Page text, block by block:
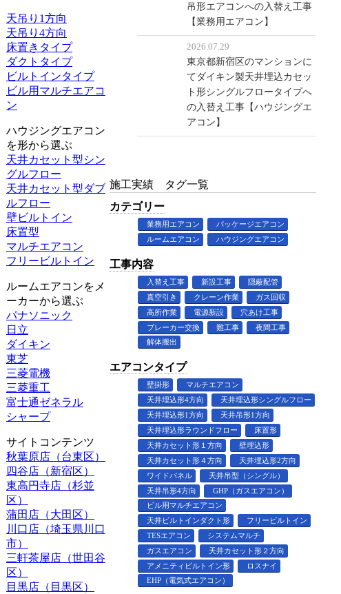
吊形エアコンへの入替え工事
【業務用エアコン】
2026.07.29
東京都新宿区のマンションに
てダイキン製天井埋込カセッ
ト形シングルフロータイプへ
の入替え工事【ハウジングエ
アコン】
施工実績 タグ一覧
カテゴリー
業務用エアコン
パッケージエアコン
ルームエアコン
ハウジングエアコン
工事内容
入替え工事 新設工事
隠蔽配管
真空引き
クレーン作業
ガス回収
高所作業
電源新設
穴あけ工事
ブレーカー交換
難工事
夜間工事
解体搬出
エアコンタイプ
壁掛形
マルチエアコン
天井埋込形4方向
天井埋込形シングルフロー
天井埋込形1方向
天井吊形1方向
天井埋込形ラウンドフロー
床置形
天井カセット形１方向
壁埋込形
天井カセット形４方向
天井埋込形2方向
ワイドパネル
天井吊型（シングル）
天井吊形4方向
GHP（ガスエアコン）
ビル用マルチエアコン
天井ビルトインダクト形
フリービルトイン
TESエアコン
システムマルチ
ガスエアコン
天井カセット形２方向
アメニティビルトイン形
ロスナイ
EHP（電気式エアコン）
天吊り1方向
天吊り4方向
床置きタイプ
ダクトタイプ
ビルトインタイプ
ビル用マルチエアコ
ン
ハウジングエアコン
を形から選ぶ
天井カセット型シン
グルフロー
天井カセット型ダブ
ルフロー
壁ビルトイン
床置型
マルチエアコン
フリービルトイン
ルームエアコンをメ
ーカーから選ぶ
パナソニック
日立
ダイキン
東芝
三菱電機
三菱重工
富士通ゼネラル
シャープ
サイトコンテンツ
秋葉原店（台東区）
四谷店（新宿区）
東高円寺店（杉並
区）
蒲田店（大田区）
川口店（埼玉県川口
市）
三軒茶屋店（世田谷
区）
目黒店（目黒区）